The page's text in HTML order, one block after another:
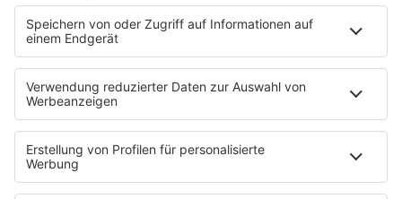
Sonntag Morgen
Strandbar
Putzfimmel
Deutschpop
Deutsche Liebeslieder
PODCASTS
Mit den Waffeln einer Frau